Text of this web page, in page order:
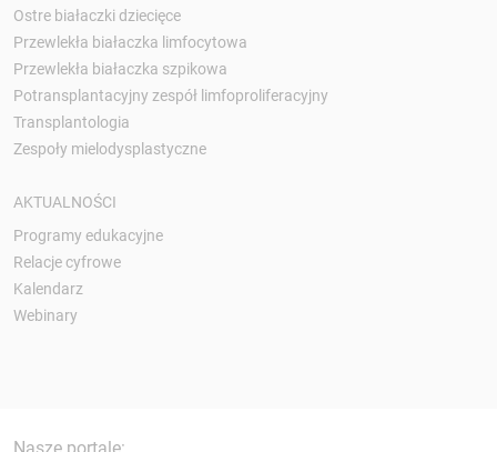
Ostre białaczki dziecięce
Przewlekła białaczka limfocytowa
Przewlekła białaczka szpikowa
Potransplantacyjny zespół limfoproliferacyjny
Transplantologia
Zespoły mielodysplastyczne
AKTUALNOŚCI
Programy edukacyjne
Relacje cyfrowe
Kalendarz
Webinary